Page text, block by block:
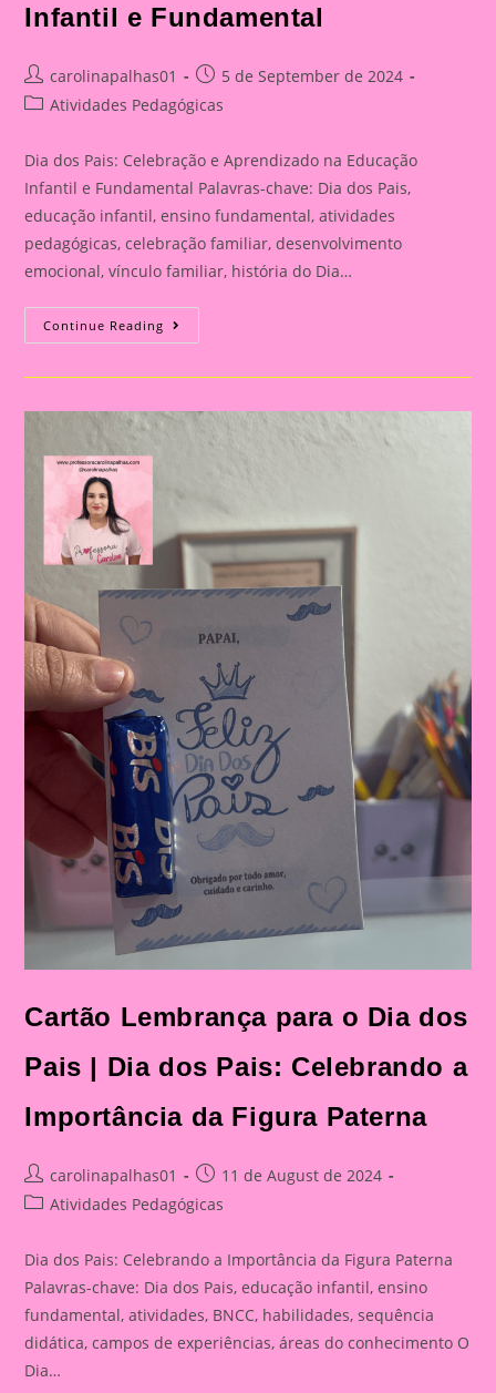
Infantil e Fundamental
Post
author:
carolinapalhas01
Post
published:
5 de September de 2024
PostAtividades Pedagógicas
Dia dos Pais: Celebração e Aprendizado na Educação
Infantil e Fundamental Palavras-chave: Dia dos Pais,
educação infantil, ensino fundamental, atividades
pedagógicas, celebração familiar, desenvolvimento
emocional, vínculo familiar, história do Dia…
Continue Reading Atividade
Para
Dia
Dia
Aprendizado
Educação
Infantil
Fundamental
Cartão Lembrança para o Dia dos
Pais | Dia dos Pais: Celebrando a
Importância da Figura Paterna
Post
author:
carolinapalhas01
Post
published:
11 de August de 2024
PostAtividades Pedagógicas
Dia dos Pais: Celebrando a Importância da Figura Paterna
Palavras-chave: Dia dos Pais, educação infantil, ensino
fundamental, atividades, BNCC, habilidades, sequência
didática, campos de experiências, áreas do conhecimento O
Dia…